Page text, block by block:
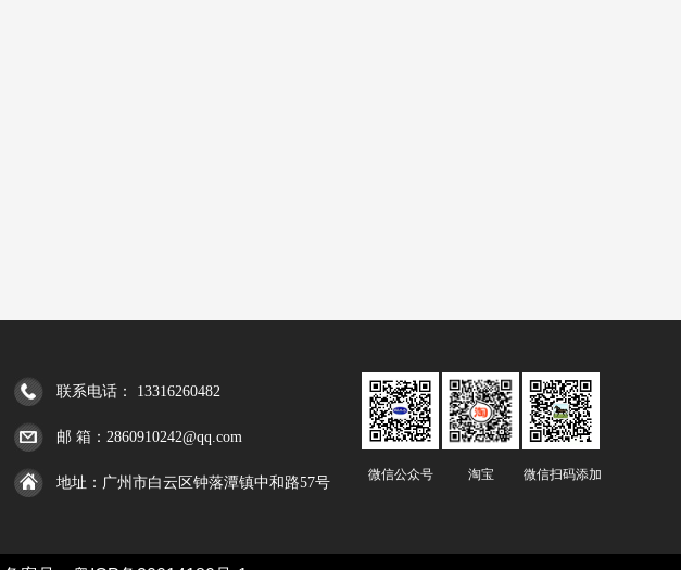
联系电话： 13316260482
邮 箱：2860910242@qq.com
地址：广州市白云区钟落潭镇中和路57号 微信公众号 淘宝 微信扫码添加